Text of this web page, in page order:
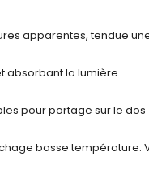
apparentes, tendue
absorbant la lumière
pour portage sur le dos
basse